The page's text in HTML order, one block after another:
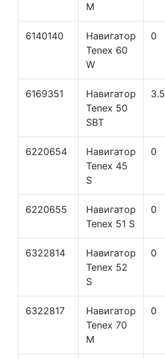
M
6140140
Навигатор
Tenex 60
W
0
6169351
Навигатор
Tenex 50
SBT
3.5
6220654
Навигатор
Tenex 45
S
0
6220655
Навигатор
Tenex 51 S
0
6322814
Навигатор
Tenex 52
S
0
6322817
Навигатор
Tenex 70
M
0